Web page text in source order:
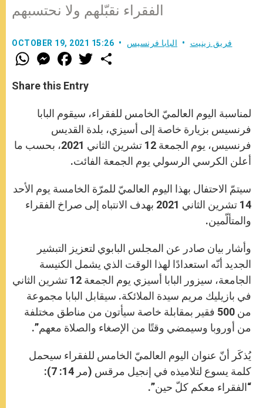
الفقراء نقبّلهم ولا نحتسبهم
OCTOBER 19, 2021 15:26 فريق زينيت البابا فرنسيس
W
h
t
s
M
e
s
e
g
e
r
F
a
e
b
o
k
T
w
r
Share this Entry
لمناسبة اليوم العالميّ الخامس للفقراء، سيقوم البابا
فرنسيس بزيارة خاصة إلى أسيزي، بلدة القديس
فرنسيس، يوم الجمعة 12 تشرين الثاني 2021، بحسب ما
أعلن الكرسي الرسولي يوم الجمعة الفائت.
سيتمّ الاحتفال بهذا اليوم العالميّ للمرّة الخامسة يوم الأحد
14 تشرين الثاني 2021 بهدف الانتباه إلى صراخ الفقراء
والمتألّمين.
وأشار بيان صادر عن المجلس البابوي لتعزيز التبشير
الجديد أنّه استعدادًا لهذا الوقت الذي يشمل الكنيسة
الجامعة، سيزور البابا أسيزي يوم الجمعة 12 تشرين الثاني
في بازيليك مريم سيدة الملائكة. سيقابل البابا مجموعة
من 500 فقير بمقابلة خاصة سيأتون من مناطق مختلفة
من أوروبا وسيمضي وقتًا من الإصغاء والصلاة معهم”.
يُذكَر أنّ عنوان اليوم العالميّ الخامس للفقراء سيحمل
كلمة يسوع لتلاميذه في إنجيل مرقس (مر 14: 7):
“الفقراء معكم كلّ حين”.